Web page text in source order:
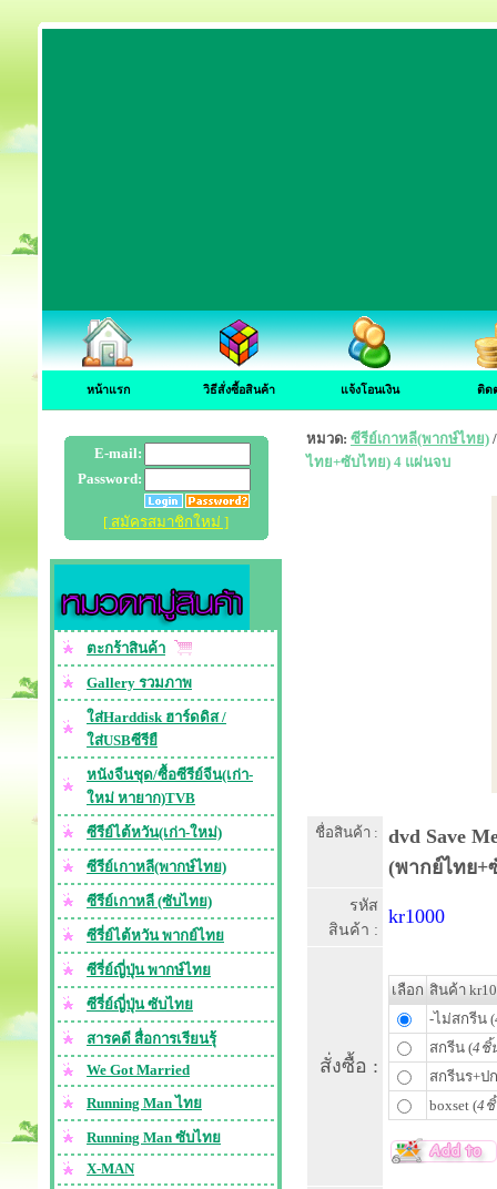
หน้าแรก วิธีสั่งซื้อสินค้า แจ้งโอนเงิน ติด
E-mail:
Password:
[ สมัครสมาชิกใหม่ ]
ตะกร้าสินค้า
Gallery รวมภาพ
ใส่Harddisk ฮาร์ดดิส /
ใส่USBซีรียื
หนังจีนชุด/ซื้อซีรีย์จีน(เก่า-
ใหม่ หายาก)TVB
ซีรีย์ไต้หวัน(เก่า-ใหม่)
ซีรีย์เกาหลี(พากษ์ไทย)
ซีรีย์เกาหลี (ซับไทย)
ซีรี่ย์ไต้หวัน พากย์ไทย
ซีรี่ย์ญี่ปุ่น พากษ์ไทย
ซีรี่ย์ญี่ปุ่น ซับไทย
สารคดี สื่อการเรียนรุ้
We Got Married
Running Man ไทย
Running Man ซับไทย
X-MAN
หมวด: ซีรีย์เกาหลี(พากษ์ไทย)
ไทย+ซับไทย) 4 แผ่นจบ
ชื่อสินค้า :
dvd Save
(พากย์ไทย+
รหัส
สินค้า :
kr1000
สั่งซื้อ :
เลือก สินค้า
-ไม่สกรีน (
สกรีน (4ชิ้
สกรีนร+ป
boxset (4